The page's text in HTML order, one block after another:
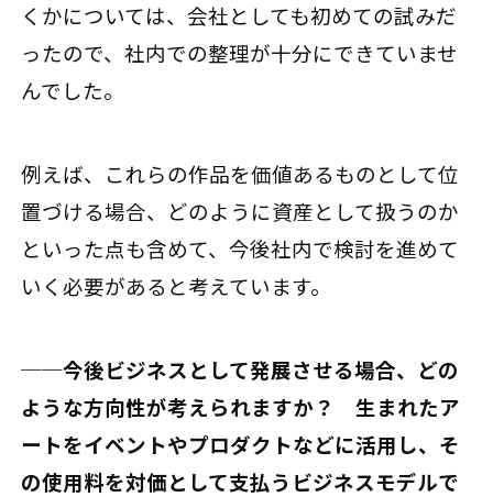
くかについては、会社としても初めての試みだ
ったので、社内での整理が十分にできていませ
んでした。
例えば、これらの作品を価値あるものとして位
置づける場合、どのように資産として扱うのか
といった点も含めて、今後社内で検討を進めて
いく必要があると考えています。
──今後ビジネスとして発展させる場合、どの
ような方向性が考えられますか？ 生まれたア
ートをイベントやプロダクトなどに活用し、そ
の使用料を対価として支払うビジネスモデルで